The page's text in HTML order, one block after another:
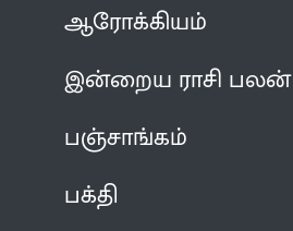
ஆரோக்கியம்
இன்றைய ராசி பலன்
பஞ்சாங்கம்
பக்தி